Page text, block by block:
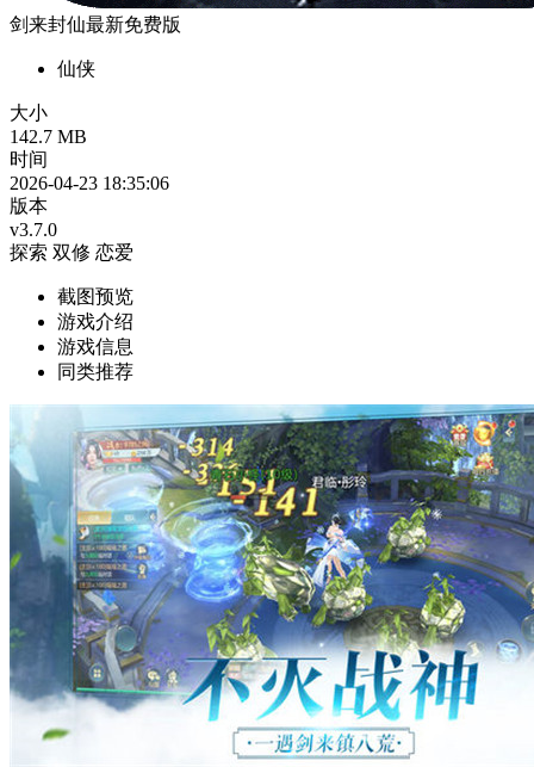
剑来封仙最新免费版
仙侠
大小
142.7 MB
时间
2026-04-23 18:35:06
版本
v3.7.0
探索 双修 恋爱
截图预览
游戏介绍
游戏信息
同类推荐